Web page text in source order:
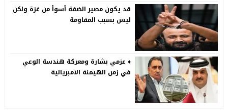
قد يكون مصير الضفة أسوأ من غزة ولكن
ليس بسبب المقاومة
♦️ عزمي بشارة ومعركة هندسة الوعي
في زمن الهيمنة الامبريالية